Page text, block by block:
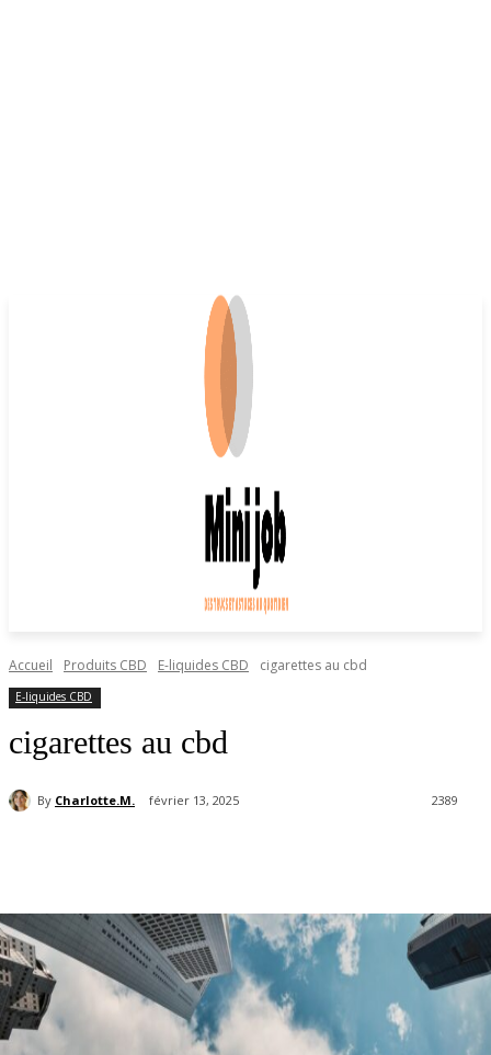
Accueil Produits CBD E-liquides CBD cigarettes au cbd
E-liquides CBD
cigarettes au cbd
By Charlotte.M. février 13, 2025 2389